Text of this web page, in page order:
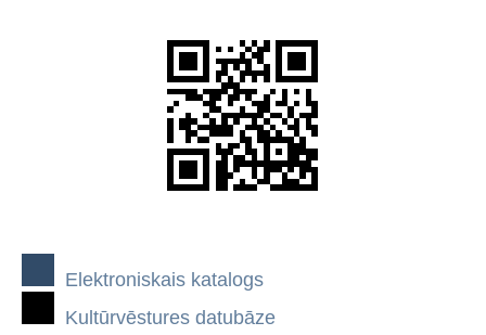
Elektroniskais katalogs
Kultūrvēstures datubāze